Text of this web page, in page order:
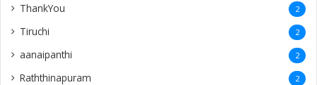
ThankYou 2
Tiruchi 2
aanaipanthi 2
Raththinapuram 2